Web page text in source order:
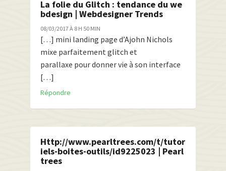
La folie du Glitch : tendance du we
bdesign | Webdesigner Trends
08/03/2017 À 8 H 50 MIN
[…] mini landing page d’Ajohn Nichols
mixe parfaitement glitch et
parallaxe pour donner vie à son interface
[…]
Répondre
Http://www.pearltrees.com/t/tutor
iels-boites-outils/id9225023 | Pearl
trees